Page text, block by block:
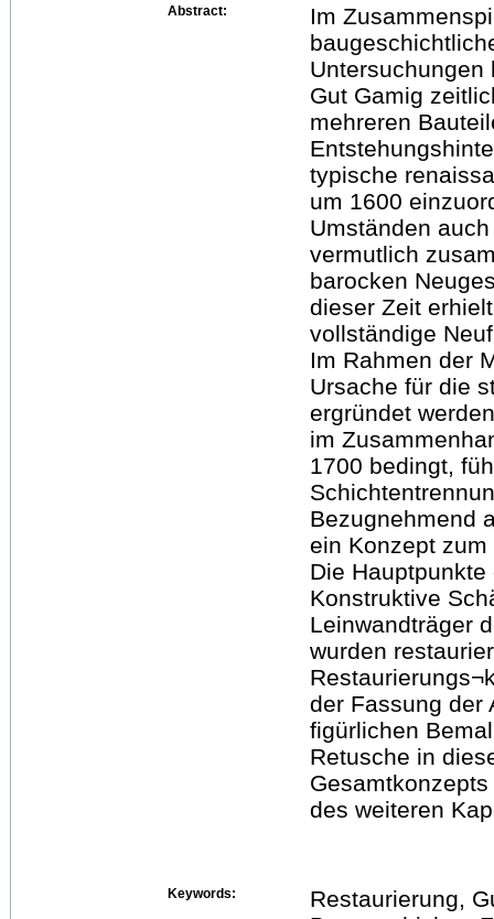
Abstract:
Im
Untersuchungen
Gut Gamig
mehreren
typische
um 1600
Umständen
vermutlich
barocken
dieser Zeit
vollständige
Im Rahmen der
Ursache für die
ergründet
im
1700 bedingt,
Bezugnehmend
ein Konzept
Die
Konstruktive
Leinwandträger
wurden
der Fassung der
figürlichen
Retusche in
des weiteren
Keywords:
Restaurierung,